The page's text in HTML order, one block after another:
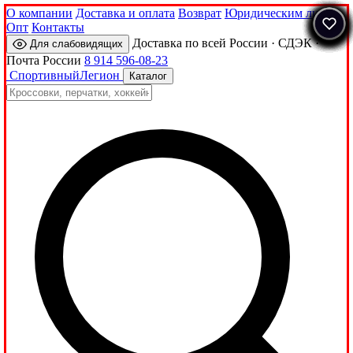
О компании Доставка и оплата Возврат Юридическим лицам
Опт Контакты
Для слабовидящих
Доставка по всей России · СДЭК ·
Почта России 8 914 596-08-23
СпортивныйЛегион Каталог